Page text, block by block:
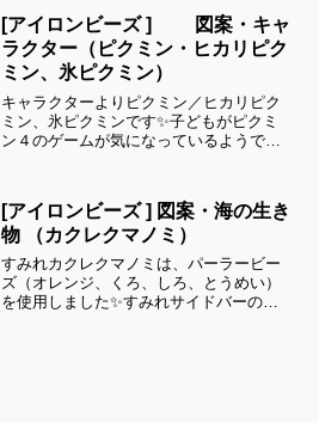
いに注意してくださいね。これくらいの
サイズは子ども...
[アイロンビーズ ] 図案・キャ
ラクター（ピクミン・ヒカリピク
ミン、氷ピクミン）
キャラクターよりピクミン／ヒカリピク
ミン、氷ピクミンです✨子どもがピクミ
ン４のゲームが気になっているようです^
なりますので、取り扱いに注意してくだ
さいね。これくら...
[アイロンビーズ ] 図案・海の生き
物 （カクレクマノミ）
すみれカクレクマノミは、パーラービー
ズ（オレンジ、くろ、しろ、とうめい）
を使用しました✨すみれサイドバーのカ